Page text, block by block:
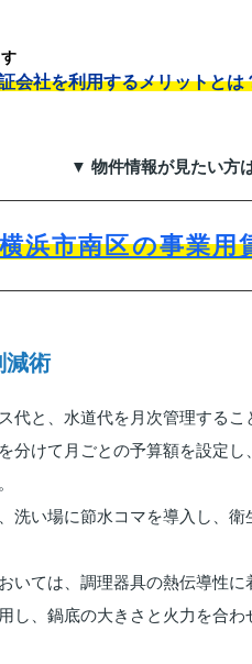
会社を利用するメリットとは
▼ 物件情報が見たい方
浜市南区の事業用
減術
代と、水道代を月次管理する
分けて月ごとの予算額を設定
洗い場に節水コマを導入し、
いては、調理器具の熱伝導性に
し、鍋底の大きさと火力を合